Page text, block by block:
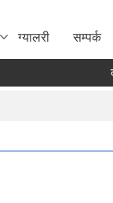
ग्यालरी सम्पर्क